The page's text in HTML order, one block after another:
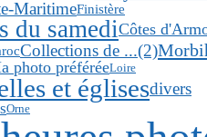
MaritimeFinistère
du samediCôtes
Collections de ...(2)
photo préféréeLoire
et églisesdivers
Orne